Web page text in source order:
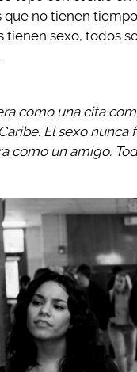
que no tienen
tienen sexo, todos
como una cita
El sexo
como un amigo.